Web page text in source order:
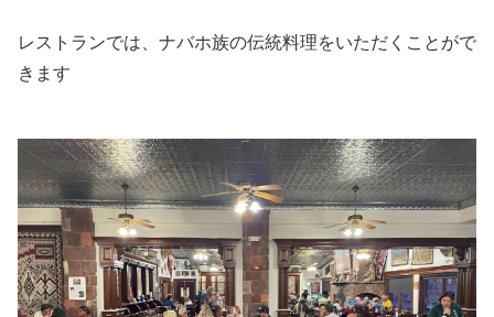
レストランでは、ナバホ族の伝統料理をいただくことがで
きます